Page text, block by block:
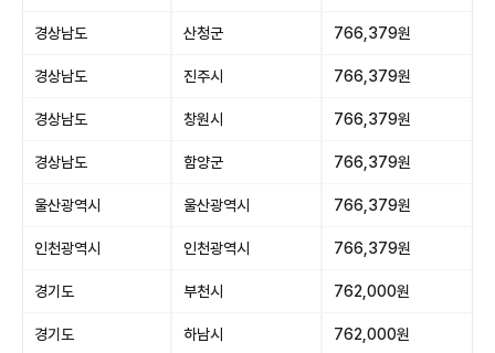
경상남도 산청군 766,379원
경상남도 진주시 766,379원
경상남도 창원시 766,379원
경상남도 함양군 766,379원
울산광역시 울산광역시 766,379원
인천광역시 인천광역시 766,379원
경기도 부천시 762,000원
경기도 하남시 762,000원